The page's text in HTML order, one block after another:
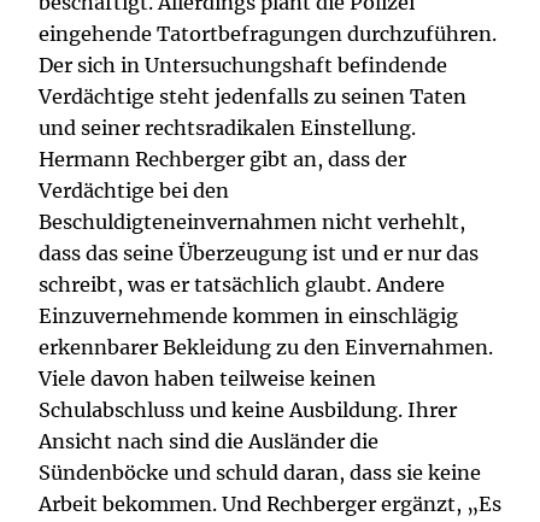
eingehende Tatortbefragungen durchzuführen.
Der sich in Untersuchungshaft befindende
Verdächtige steht jedenfalls zu seinen Taten
und seiner rechtsradikalen Einstellung.
Hermann Rechberger gibt an, dass der
Verdächtige bei den
Beschuldigteneinvernahmen nicht verhehlt,
dass das seine Überzeugung ist und er nur das
schreibt, was er tatsächlich glaubt. Andere
Einzuvernehmende kommen in einschlägig
erkennbarer Bekleidung zu den Einvernahmen.
Viele davon haben teilweise keinen
Schulabschluss und keine Ausbildung. Ihrer
Ansicht nach sind die Ausländer die
Sündenböcke und schuld daran, dass sie keine
Arbeit bekommen. Und Rechberger ergänzt, „Es